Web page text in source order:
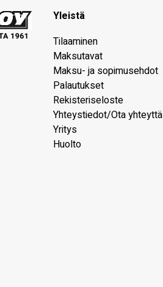
Yleistä
Tilaaminen
Maksutavat
Maksu- ja sopimusehdot
Palautukset
Rekisteriseloste
Yhteystiedot/Ota yhteyttä
Yritys
Huolto